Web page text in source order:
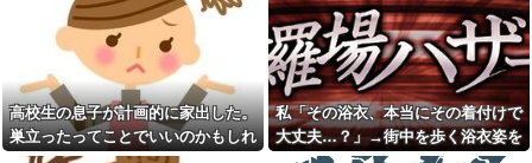
彼女と結婚の話をしていた時
に言われたことが衝撃だった
祖父が亡くなって遺品整理し
てたら大量の手紙が出てきた。
全部同じ女性で祖父と恋愛関係
だったっぽい
見知らぬママ「待って！車を
動かさないで！」私「え、何が
母「お姉ちゃんは偉いのに、
あんたはねぇ…」私「また比べ
るの？」→積もり積もった不満
がついに爆発して…
日本韓国台湾「少子化です」
←わかる 中国北朝鮮「少子化
です」←強権国家でも止められ
ないのかよ
ラーメンハゲ「最近のインス
高校生の息子が計画的に家出した。
巣立ったってことでいいのかもしれ
私「その浴衣、本当にその着付けで
大丈夫…？」→街中を歩く浴衣姿を